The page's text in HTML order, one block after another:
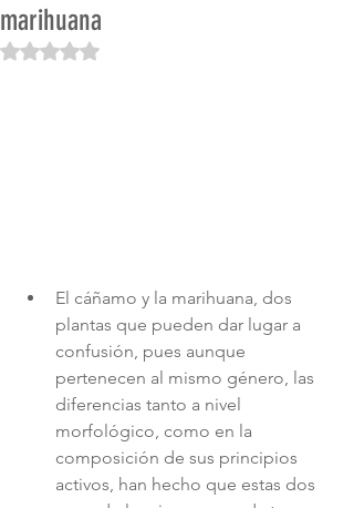
marihuana
Obtuvo NaN de 5 estrellas.
El cáñamo y la marihuana, dos
plantas que pueden dar lugar a
confusión, pues aunque
pertenecen al mismo género, las
diferencias tanto a nivel
morfológico, como en la
composición de sus principios
activos, han hecho que estas dos